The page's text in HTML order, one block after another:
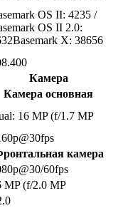
OS II: 4235 /
OS II 2.0:
X: 38656
Камера
Камера основная
16 MP (f/1.7 MP
камера
60fps
MP (f/2.0 MP